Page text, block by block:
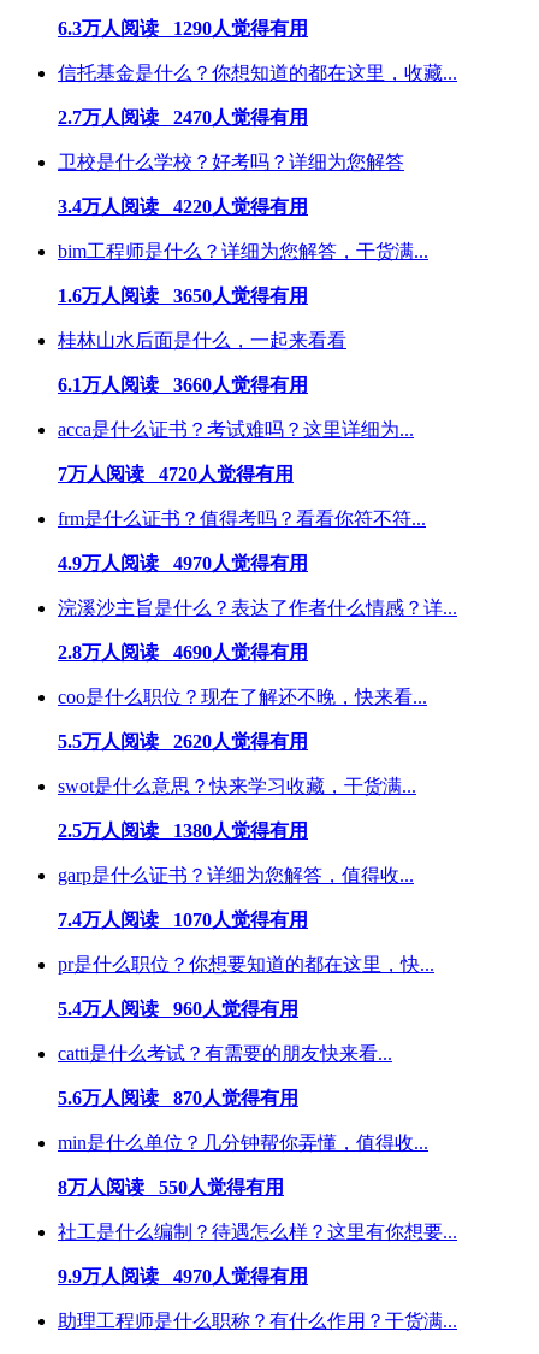
6.3万人阅读 1290人觉得有用
信托基金是什么？你想知道的都在这里，收藏...
2.7万人阅读 2470人觉得有用
卫校是什么学校？好考吗？详细为您解答
3.4万人阅读 4220人觉得有用
bim工程师是什么？详细为您解答，干货满...
1.6万人阅读 3650人觉得有用
桂林山水后面是什么，一起来看看
6.1万人阅读 3660人觉得有用
acca是什么证书？考试难吗？这里详细为...
7万人阅读 4720人觉得有用
frm是什么证书？值得考吗？看看你符不符...
4.9万人阅读 4970人觉得有用
浣溪沙主旨是什么？表达了作者什么情感？详...
2.8万人阅读 4690人觉得有用
coo是什么职位？现在了解还不晚，快来看...
5.5万人阅读 2620人觉得有用
swot是什么意思？快来学习收藏，干货满...
2.5万人阅读 1380人觉得有用
garp是什么证书？详细为您解答，值得收...
7.4万人阅读 1070人觉得有用
pr是什么职位？你想要知道的都在这里，快...
5.4万人阅读 960人觉得有用
catti是什么考试？有需要的朋友快来看...
5.6万人阅读 870人觉得有用
min是什么单位？几分钟帮你弄懂，值得收...
8万人阅读 550人觉得有用
社工是什么编制？待遇怎么样？这里有你想要...
9.9万人阅读 4970人觉得有用
助理工程师是什么职称？有什么作用？干货满...